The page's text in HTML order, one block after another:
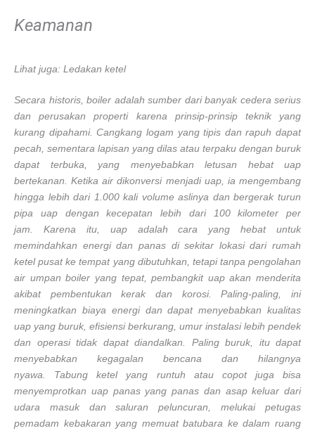
Keamanan
Lihat juga: Ledakan ketel
Secara historis, boiler adalah sumber dari banyak cedera serius
dan perusakan properti karena prinsip-prinsip teknik yang
kurang dipahami. Cangkang logam yang tipis dan rapuh dapat
pecah, sementara lapisan yang dilas atau terpaku dengan buruk
dapat terbuka, yang menyebabkan letusan hebat uap
bertekanan. Ketika air dikonversi menjadi uap, ia mengembang
hingga lebih dari 1.000 kali volume aslinya dan bergerak turun
pipa uap dengan kecepatan lebih dari 100 kilometer per
jam. Karena itu, uap adalah cara yang hebat untuk
memindahkan energi dan panas di sekitar lokasi dari rumah
ketel pusat ke tempat yang dibutuhkan, tetapi tanpa pengolahan
air umpan boiler yang tepat, pembangkit uap akan menderita
akibat pembentukan kerak dan korosi. Paling-paling, ini
meningkatkan biaya energi dan dapat menyebabkan kualitas
uap yang buruk, efisiensi berkurang, umur instalasi lebih pendek
dan operasi tidak dapat diandalkan. Paling buruk, itu dapat
menyebabkan kegagalan bencana dan hilangnya
nyawa. Tabung ketel yang runtuh atau copot juga bisa
menyemprotkan uap panas yang panas dan asap keluar dari
udara masuk dan saluran peluncuran, melukai petugas
pemadam kebakaran yang memuat batubara ke dalam ruang